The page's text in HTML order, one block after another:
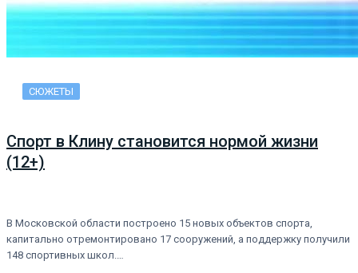
СЮЖЕТЫ
Спорт в Клину становится нормой жизни
(12+)
В Московской области построено 15 новых объектов спорта,
капитально отремонтировано 17 сооружений, а поддержку получили
148 спортивных школ.…